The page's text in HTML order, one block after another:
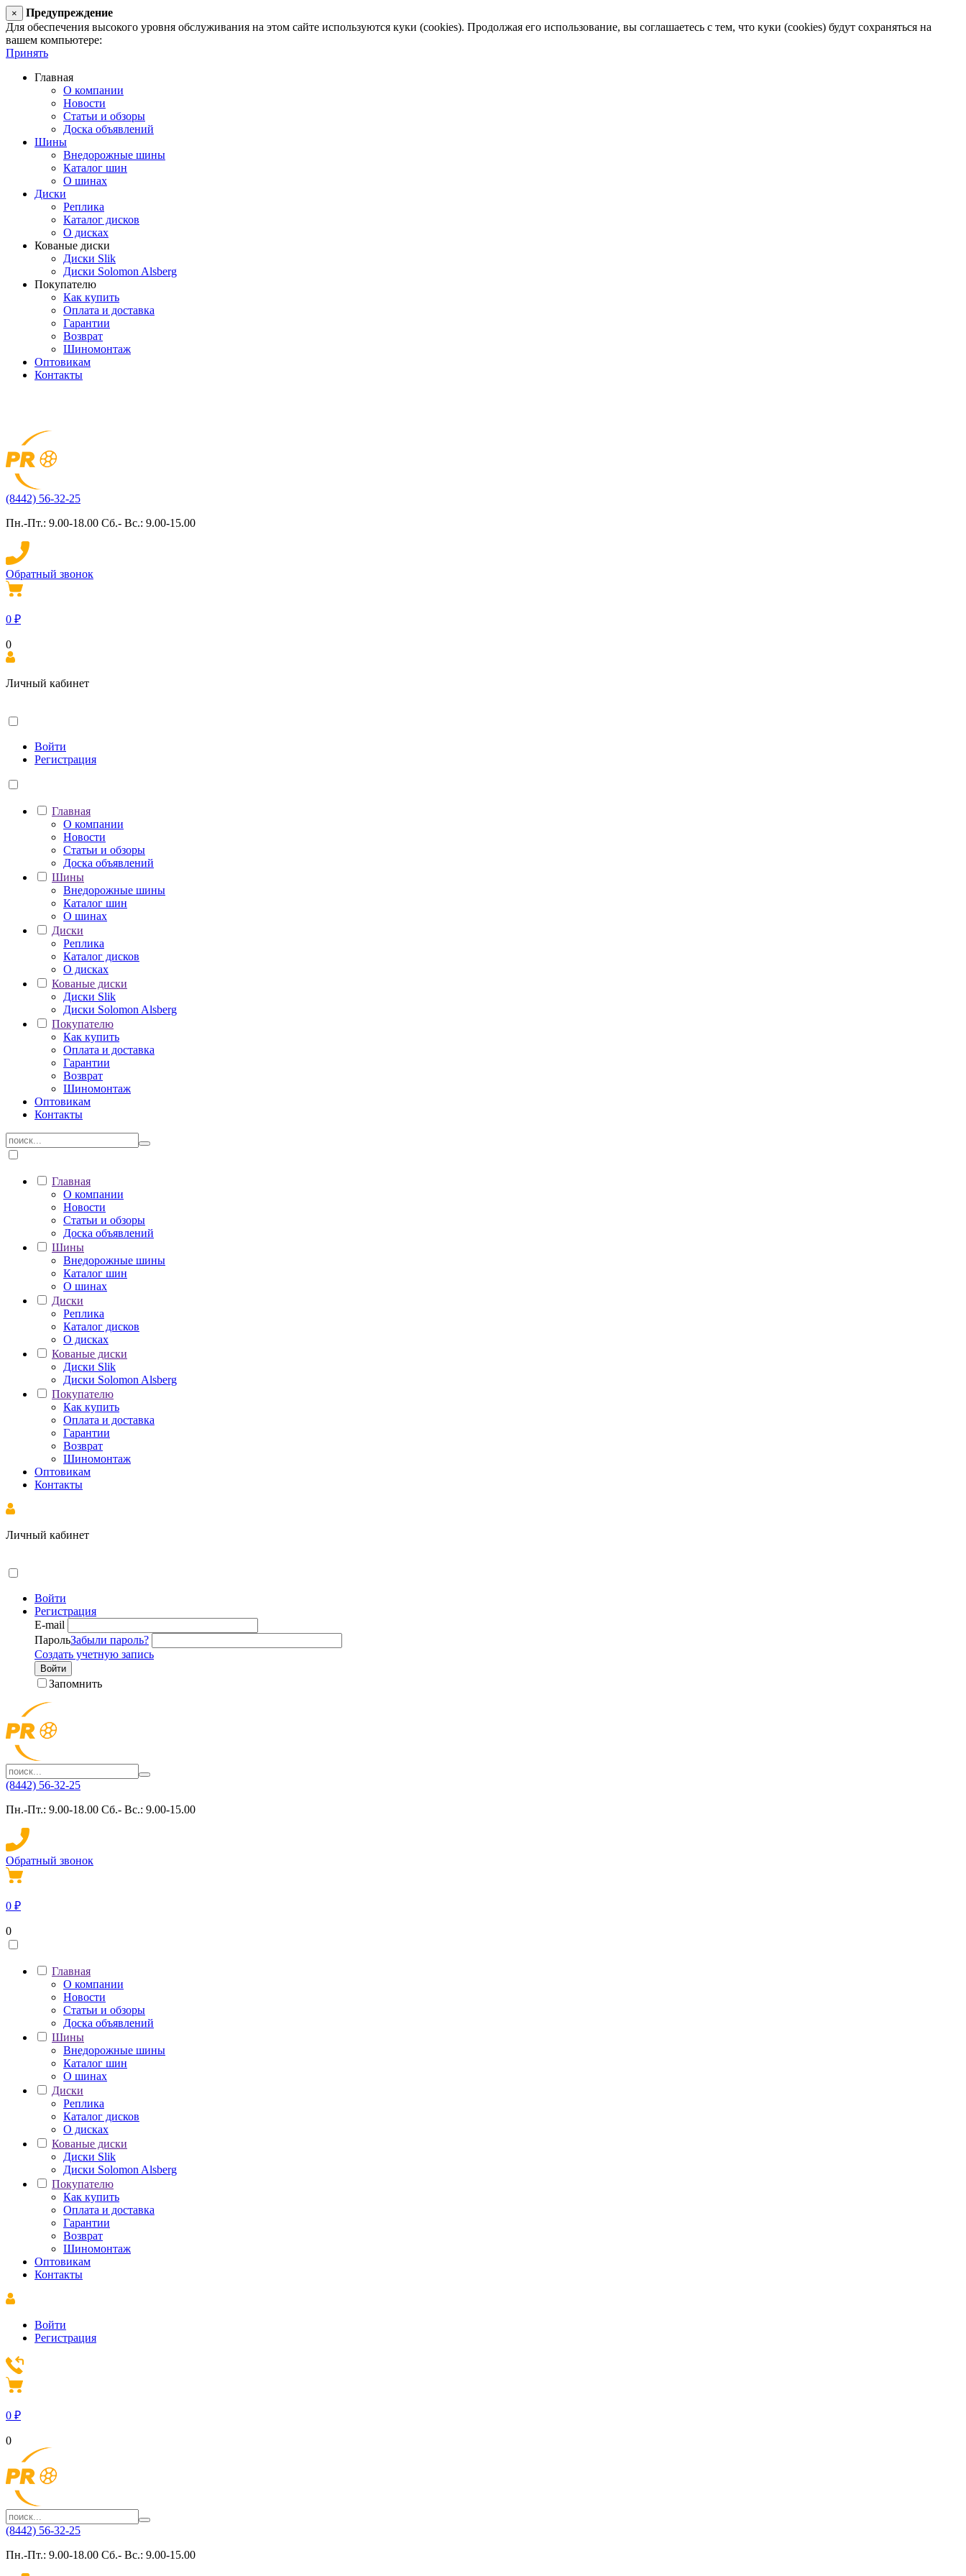
×
Предупреждение
Для обеспечения высокого уровня обслуживания на этом сайте используются куки (cookies). Продолжая его использование, вы соглашаетесь с тем, что куки (cookies) будут сохраняться на
вашем компьютере:
Принять
Главная
О компании
Новости
Статьи и обзоры
Доска объявлений
Шины
Внедорожные шины
Каталог шин
О шинах
Диски
Реплика
Каталог дисков
О дисках
Кованые диски
Диски Slik
Диски Solomon Alsberg
Покупателю
Как купить
Оплата и доставка
Гарантии
Возврат
Шиномонтаж
Оптовикам
Контакты
(8442) 56-32-25
Пн.-Пт.: 9.00-18.00 Сб.- Вс.: 9.00-15.00
Обратный звонок
0 ₽
0
Личный кабинет
Войти
Регистрация
Главная
О компании
Новости
Статьи и обзоры
Доска объявлений
Шины
Внедорожные шины
Каталог шин
О шинах
Диски
Реплика
Каталог дисков
О дисках
Кованые диски
Диски Slik
Диски Solomon Alsberg
Покупателю
Как купить
Оплата и доставка
Гарантии
Возврат
Шиномонтаж
Оптовикам
Контакты
Главная
О компании
Новости
Статьи и обзоры
Доска объявлений
Шины
Внедорожные шины
Каталог шин
О шинах
Диски
Реплика
Каталог дисков
О дисках
Кованые диски
Диски Slik
Диски Solomon Alsberg
Покупателю
Как купить
Оплата и доставка
Гарантии
Возврат
Шиномонтаж
Оптовикам
Контакты
Личный кабинет
Войти
Регистрация
E-mail
ПарольЗабыли пароль?
Создать учетную запись
Войти
Запомнить
(8442) 56-32-25
Пн.-Пт.: 9.00-18.00 Сб.- Вс.: 9.00-15.00
Обратный звонок
0 ₽
0
Главная
О компании
Новости
Статьи и обзоры
Доска объявлений
Шины
Внедорожные шины
Каталог шин
О шинах
Диски
Реплика
Каталог дисков
О дисках
Кованые диски
Диски Slik
Диски Solomon Alsberg
Покупателю
Как купить
Оплата и доставка
Гарантии
Возврат
Шиномонтаж
Оптовикам
Контакты
Войти
Регистрация
0 ₽
0
(8442) 56-32-25
Пн.-Пт.: 9.00-18.00 Сб.- Вс.: 9.00-15.00